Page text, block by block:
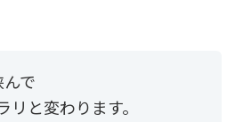
で
と変わります。